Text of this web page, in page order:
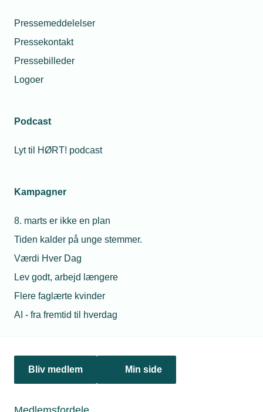
Pressemeddelelser
Pressekontakt
Pressebilleder
Logoer
Podcast
Lyt til HØRT! podcast
Kampagner
8. marts er ikke en plan
Tiden kalder på unge stemmer.
Værdi Hver Dag
Lev godt, arbejd længere
Flere faglærte kvinder
AI - fra fremtid til hverdag
Bliv medlem Min side
Politik & analyse
jura@tekniq.dk
tekniq@tekniq.dk